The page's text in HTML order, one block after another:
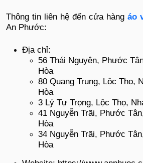
Thông tin liên hệ đến cửa hàng áo
An Phước:
Địa chỉ:
56 Thái Nguyên, Phước
Hòa
80 Quang Trung, Lộc Thọ,
Hòa
3 Lý Tự Trọng, Lộc Thọ,
41 Nguyễn Trãi, Phước
Hòa
34 Nguyễn Trãi, Phước
Hòa